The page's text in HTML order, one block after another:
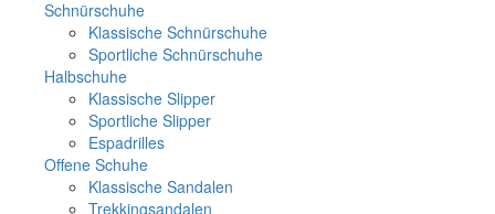
Schnürschuhe
Klassische Schnürschuhe
Sportliche Schnürschuhe
Halbschuhe
Klassische Slipper
Sportliche Slipper
Espadrilles
Offene Schuhe
Klassische Sandalen
Trekkingsandalen